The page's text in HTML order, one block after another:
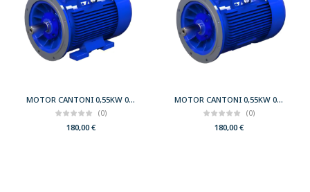
MOTOR CANTONI 0,55KW 0,75CV 3000 B35 T71 230/400 IE2
(0)
180,00€
MOTOR CANTONI 0,55KW 0,75CV 3000 B5 T71 230/400 IE2
(0)
180,00€